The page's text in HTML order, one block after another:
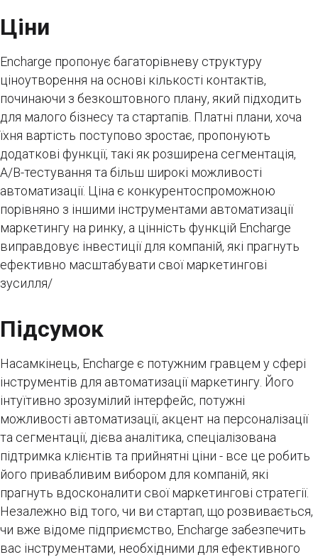
Ціни
Encharge пропонує багаторівневу структуру
ціноутворення на основі кількості контактів,
починаючи з безкоштовного плану, який підходить
для малого бізнесу та стартапів. Платні плани, хоча
їхня вартість поступово зростає, пропонують
додаткові функції, такі як розширена сегментація,
A/B-тестування та більш широкі можливості
автоматизації. Ціна є конкурентоспроможною
порівняно з іншими інструментами автоматизації
маркетингу на ринку, а цінність функцій Encharge
виправдовує інвестиції для компаній, які прагнуть
ефективно масштабувати свої маркетингові
зусилля/
Підсумок
Насамкінець, Encharge є потужним гравцем у сфері
інструментів для автоматизації маркетингу. Його
інтуїтивно зрозумілий інтерфейс, потужні
можливості автоматизації, акцент на персоналізації
та сегментації, дієва аналітика, спеціалізована
підтримка клієнтів та прийнятні ціни - все це робить
його привабливим вибором для компаній, які
прагнуть вдосконалити свої маркетингові стратегії.
Незалежно від того, чи ви стартап, що розвивається,
чи вже відоме підприємство, Encharge забезпечить
вас інструментами, необхідними для ефективного